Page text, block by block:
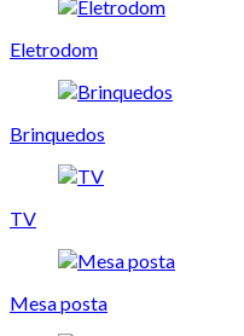
Eletrodom
Brinquedos
TV
Mesa posta